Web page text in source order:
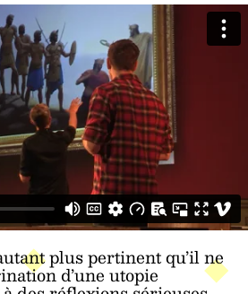
plus pertinent qu’il ne
d’une utopie